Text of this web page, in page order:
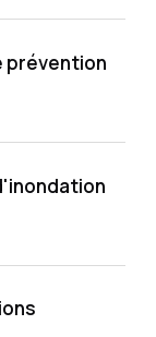
prévention